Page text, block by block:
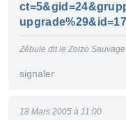
Zébule dit le Zoizo Sauvage
signaler
18 Mars 2005 à 11:00